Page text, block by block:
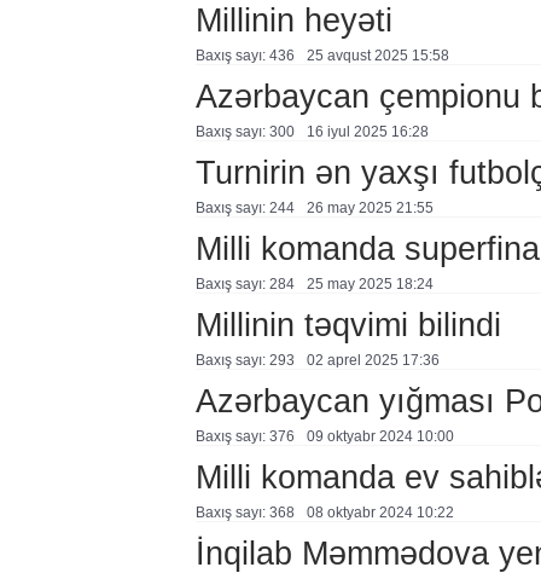
Millinin heyəti
Baxış sayı: 436 25 avqust 2025 15:58
Azərbaycan çempionu
Baxış sayı: 300 16 i̇yul 2025 16:28
Turnirin ən yaxşı
Baxış sayı: 244 26 may 2025 21:55
Milli komanda
Baxış sayı: 284 25 may 2025 18:24
Millinin təqvimi bilindi
Baxış sayı: 293 02 aprel 2025 17:36
Azərbaycan yığması
Baxış sayı: 376 09 oktyabr 2024 10:00
Milli komanda ev
Baxış sayı: 368 08 oktyabr 2024 10:22
İnqilab Məmmədova